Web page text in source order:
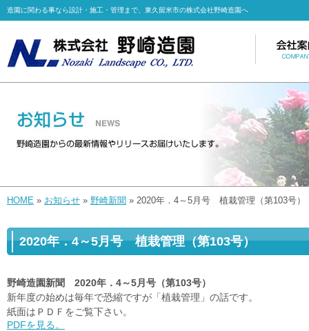
造園に関わる事なら設計・施工・管理まで、東久留米市の株式会社野崎造園へ
HOME » お知らせ » 野崎新聞 » 2020年．4～5月号 植栽管理（第103号）
2020年．4～5月号 植栽管理（第103号）
野崎造園新聞 2020年．4～5月号（第103号）
新年度の始めは毎年で恐縮ですが「植栽管理」の話です。
紙面はＰＤＦをご覧下さい。
PDFを見る。